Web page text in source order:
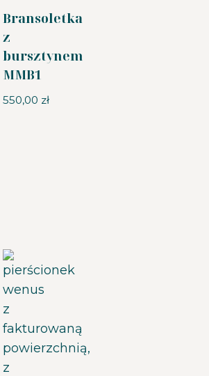
Bransoletka
z
bursztynem
MMB1
550,00 zł